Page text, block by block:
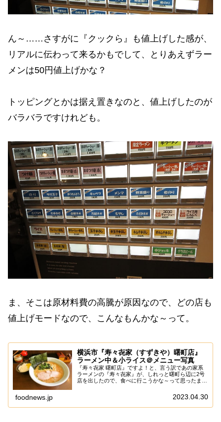
ん～……さすがに『クックら』も値上げした感が、
リアルに伝わって来るかもでして、とりあえずラー
メンは50円値上げかな？
トッピングとかは据え置きなのと、値上げしたのが
バラバラですけれども。
ま、そこは原材料費の高騰が原因なので、どの店も
値上げモードなので、こんなもんかな～って。
横浜市『寿々㐂家（すずきや）曙町店』
ラーメン中＆小ライス＠メニュー写真
『寿々㐂家 曙町店』ですよ！と、言う訳であの家系
ラーメンの『寿々㐂家』が、しれっと曙町ら辺に2号
店を出したので、食べに行こうかな～って思ったまま
いや、やはりソコは本店で食べて欲しいとは思うも
foodnews.jp 2023.04.30